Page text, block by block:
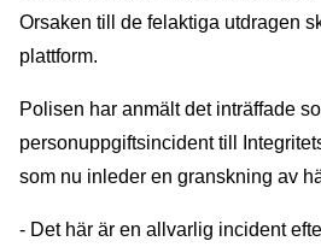
Orsaken till de felaktiga utdragen
plattform.
Polisen har anmält det inträffade
personuppgiftsincident till
som nu inleder en granskning av
- Det här är en allvarlig incident